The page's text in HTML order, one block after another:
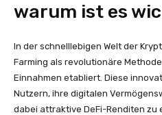
warum ist es
In der schnelllebigen Welt der
Farming als revolutionäre
Einnahmen etabliert. Diese
Nutzern, ihre digitalen
dabei attraktive DeFi-Renditen zu